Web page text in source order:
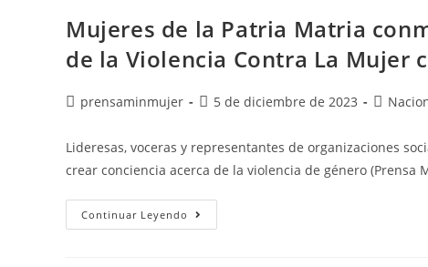
Mujeres de la Patria Matria
de la Violencia Contra La Mujer
prensaminmujer 5 de diciembre de 2023
Lideresas, voceras y representantes de organizaciones
crear conciencia acerca de la violencia de género (Prensa
Continuar Leyendo